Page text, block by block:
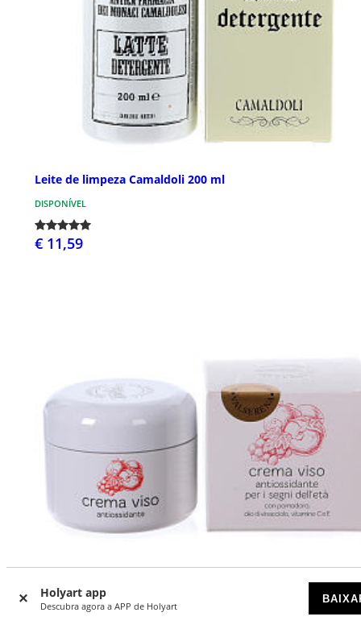
Holyart app
Descubra agora a APP de Holyart
Leite de limpeza Camaldoli 200 ml
DISPONÍVEL
€ 11,59